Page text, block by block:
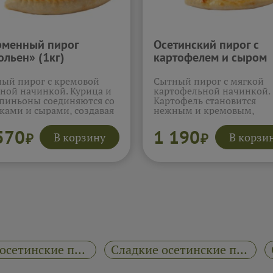
пирог
(1кг)
пирог с кремовой
начинкой. Курица и
соединяются со
и сырами, создавая
нежной и
Сыр добавляет
и глубину вкуса.
₽ В корзину
Осетинский пирог с
картофелем и сыром
Сытный пирог с мягкой
картофельной начинкой.
Картофель становится
нежным и кремовым,
сыром. Сливочное масло
добавляет насыщенность
мягкость. Текстура
1 190₽ В
Сытные осетинские пироги 600 г "Пироги Чегем" Сладкие осетинские пироги 1 кг "Пироги Чегем"